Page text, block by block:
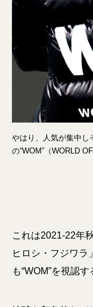
やはり、人気が集中し
の“WOM”（WORLD
これは2021-22年
ヒロシ・フジワラ
も“WOM”を視認